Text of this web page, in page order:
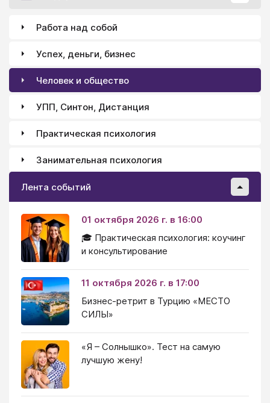
Работа над собой
Успех, деньги, бизнес
Человек и общество
УПП, Синтон, Дистанция
Практическая психология
Занимательная психология
Лента событий
01 октября 2026 г. в 16:00
🎓 Практическая психология: коучинг
и консультирование
11 октября 2026 г. в 17:00
Бизнес-ретрит в Турцию «МЕСТО
СИЛЫ»
«Я – Солнышко». Тест на самую
лучшую жену!